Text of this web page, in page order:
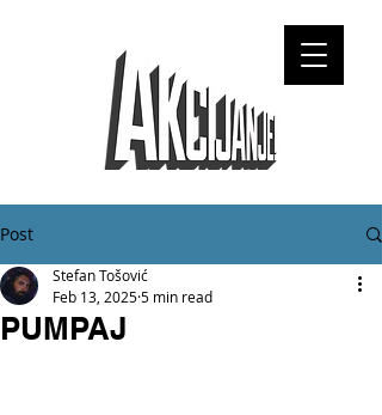
Post
PUMPAJ
Stefan Tošović
Feb 13, 20255 min read